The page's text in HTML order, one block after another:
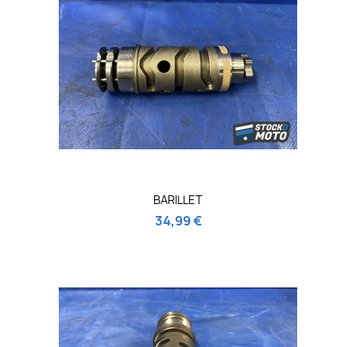
BARILLET
34,99 €